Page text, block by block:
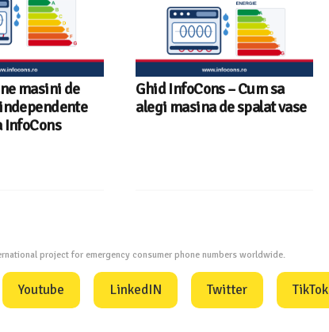
masini de
Ghid InfoCons – Cum sa
alegi masina de spalat vase
project for emergency consumer phone numbers worldwide.
Youtube LinkedIN Twitter TikTok